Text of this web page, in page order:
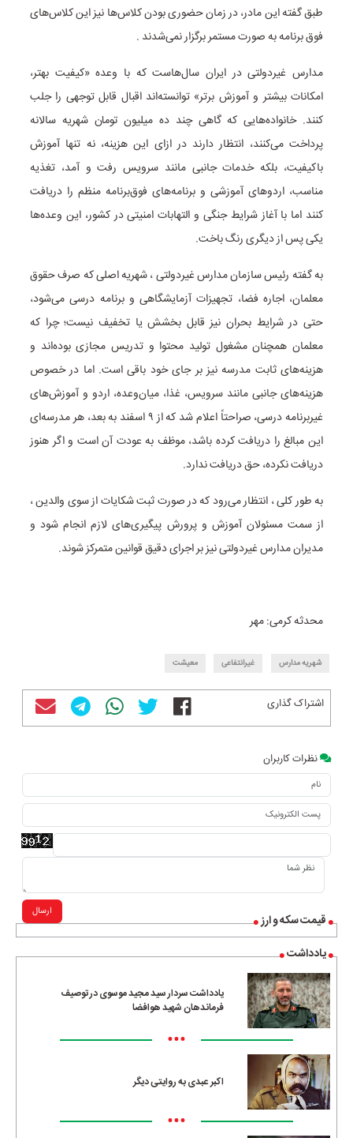
قیمت سکه و ارز
یادداشت
یادداشت سردار سید مجید موسوی در توصیف
فرماندهان شهید هوافضا
•••
اکبر عبدی به روایتی دیگر
•••
طبق گفته این مادر، در زمان حضوری بودن کلاس‌ها نیز این کلاس‌های
فوق برنامه به صورت مستمر برگزار نمی‌شدند .
مدارس غیردولتی در ایران سال‌هاست که با وعده «کیفیت بهتر،
امکانات بیشتر و آموزش برتر» توانسته‌اند اقبال قابل توجهی را جلب
کنند. خانواده‌هایی که گاهی چند ده میلیون تومان شهریه سالانه
پرداخت می‌کنند، انتظار دارند در ازای این هزینه، نه تنها آموزش
باکیفیت، بلکه خدمات جانبی مانند سرویس رفت و آمد، تغذیه
مناسب، اردوهای آموزشی و برنامه‌های فوق‌برنامه منظم را دریافت
کنند اما با آغاز شرایط جنگی و التهابات امنیتی در کشور، این وعده‌ها
یکی پس از دیگری رنگ باخت.
به گفته رئیس سازمان مدارس غیردولتی ، شهریه اصلی که صرف حقوق
معلمان، اجاره فضا، تجهیزات آزمایشگاهی و برنامه درسی می‌شود،
حتی در شرایط بحران نیز قابل بخشش یا تخفیف نیست؛ چرا که
معلمان همچنان مشغول تولید محتوا و تدریس مجازی بوده‌اند و
هزینه‌های ثابت مدرسه نیز بر جای خود باقی است. اما در خصوص
هزینه‌های جانبی مانند سرویس، غذا، میان‌وعده، اردو و آموزش‌های
غیربرنامه درسی، صراحتاً اعلام شد که از ۹ اسفند به بعد، هر مدرسه‌ای
این مبالغ را دریافت کرده باشد، موظف به عودت آن است و اگر هنوز
دریافت نکرده، حق دریافت ندارد.
به طور کلی ، انتظار می‌رود که در صورت ثبت شکایات از سوی والدین ،
از سمت مسئولان آموزش و پرورش پیگیری‌های لازم انجام شود و
مدیران مدارس غیردولتی نیز بر اجرای دقیق قوانین متمرکز شوند.
محدثه کرمی: مهر
شهریه مدارس غیرانتفاعی معیشت
اشتراک گذاری
نظرات کاربران
ارسال